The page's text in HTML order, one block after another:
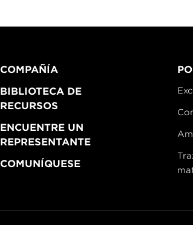
COMPAÑÍA
BIBLIOTECA DE
RECURSOS
ENCUENTRE UN
REPRESENTANTE
COMUNÍQUESE